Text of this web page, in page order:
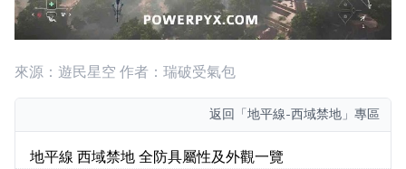
來源：遊民星空 作者：瑞破受氣包
返回 「地平線-西域禁地」專區
地平線 西域禁地 全防具屬性及外觀一覽